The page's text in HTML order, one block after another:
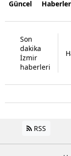
Güncel Haberler
Son
dakika
İzmir
haberleri
RSS